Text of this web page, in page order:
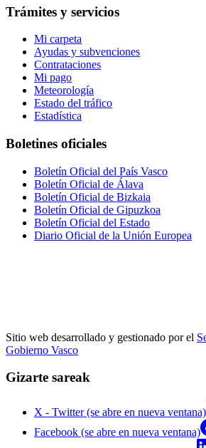
Trámites y servicios
Mi carpeta
Ayudas y subvenciones
Contrataciones
Mi pago
Meteorología
Estado del tráfico
Estadística
Boletines oficiales
Boletín Oficial del País Vasco
Boletín Oficial de Álava
Boletín Oficial de Bizkaia
Boletín Oficial de Gipuzkoa
Boletín Oficial del Estado
Diario Oficial de la Unión Europea
Sitio web desarrollado y gestionado por el
Gobierno Vasco
Gizarte sareak
X - Twitter (se abre en nueva ventana)
Facebook (se abre en nueva ventana)